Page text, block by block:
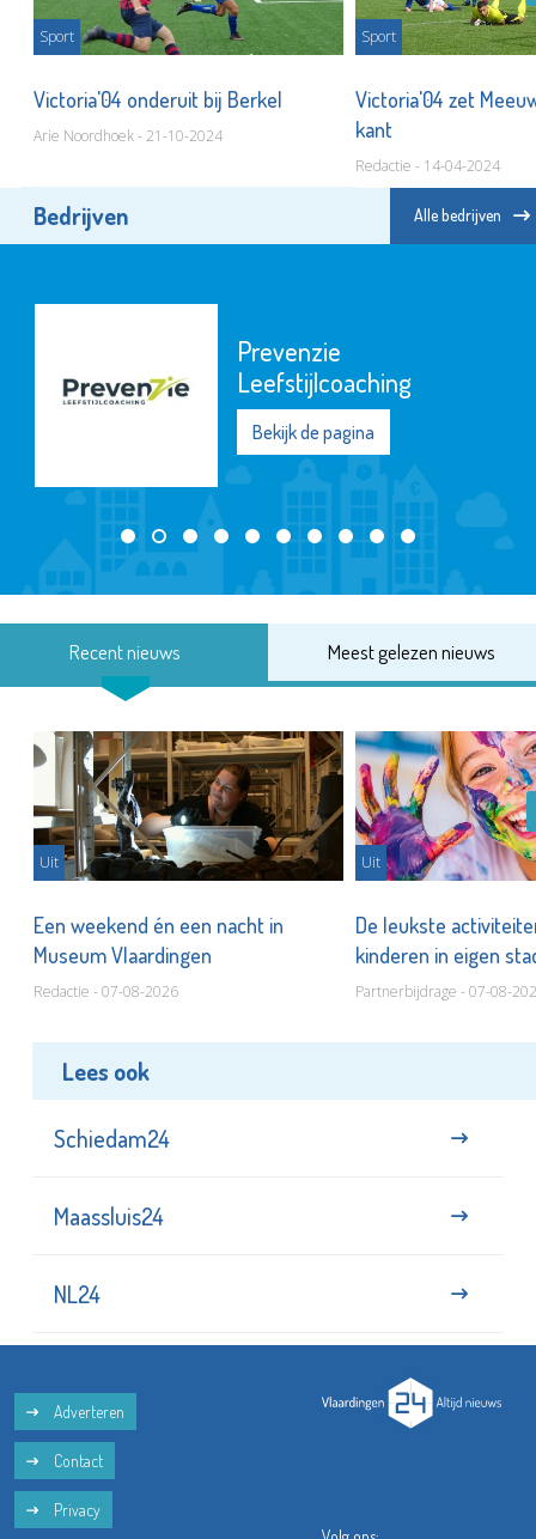
Sport
Victoria'04 onderuit bij Berkel
Arie Noordhoek - 21-10-2024
Sport
Victoria'04 zet
kant
Redactie - 14-04-2024
Bedrijven Alle bedrijven
Prevenzie
Leefstijlcoaching
Bekijk de pagina
Recent nieuws Meest gelezen nieuws
Uit
Een weekend én een nacht in
Museum Vlaardingen
Redactie - 07-08-2026
Uit
De leukste
kinderen in eigen
Partnerbijdrage - 07-08-
Lees ook
Schiedam24
Maassluis24
NL24
Adverteren
Contact
Privacy